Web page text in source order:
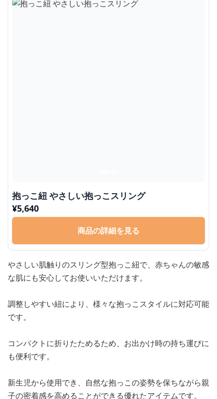
抱っこ紐 やさしい抱っこスリング
¥5,640
商品の詳細を見る
やさしい肌触りのスリング型抱っこ紐で、赤ちゃんの敏感
な肌にも安心してお使いいただけます。
調整しやすい紐により、様々な抱っこスタイルに対応可能
です。
コンパクトに折りたためるため、お出かけ時の持ち運びに
も便利です。
新生児から使用でき、自然な抱っこの姿勢を保ちながら親
子の密着感を高めることができる優れたアイテムです。